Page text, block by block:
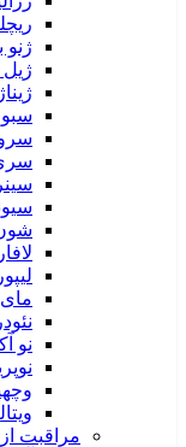
ژنو
ژیل
مای
نو
مراقبت